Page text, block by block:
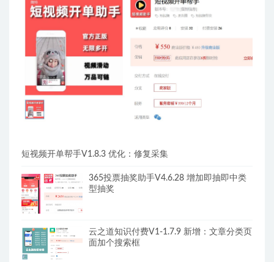
短视频开单帮手V1.8.3 优化：修复采集
365投票抽奖助手V4.6.28 增加即抽即中类
型抽奖
云之道知识付费V1-1.7.9 新增：文章分类页
面加个搜索框